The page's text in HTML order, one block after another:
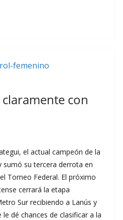
con
el actual campeón de la
sumó su tercera derrota en
Torneo Federal. El próximo
cerrará la etapa
Sur recibiendo a Lanús y
dé chances de clasificar a la